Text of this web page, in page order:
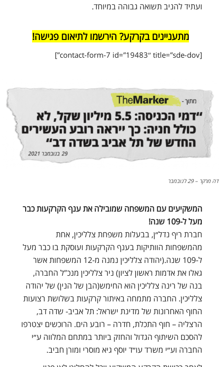
ועתיד להניב תשואה גבוהה במיוחד.
מתעניינים בקרקע? הירשמו לתיאום פגישה!
[contact-form-7 id=”19483″ title=”sde-dov”]
דה מרקר – 29 לנובמבר
המשקיעים עם המשפחה שמובילה את ענף הקרקעות כבר
מעל ל-109 שנה!
חברת ריף נדל״ן, בבעלות משפחת צלליכין, אחת
מהמשפחות הוותיקות בענף הקרקעות ועוסקת בו כבר מעל
ל-109 שנה.(יהודה צלליכין נמנה מ-12 המשפחות אשר
גאלו את אדמות ראשון לציון) ניר צלליכין מנכ”ל החברה,
בנה של רינה צלליכין הוא החימש(הבן של הנין) של יהודה
צלליכין. החברה מתמחה באיתור קרקעות בשלושת רצועות
החוף האחרונות של מדינת ישראל: תל אביב- שדה דב,
הרצליה – חוף התכלת, חדרה – רובע הים. הרוכשים יצטרפו
להסכם השיתוף הגדול והחזק ביותר במתחם המלווה ע״י
החברה וע״י משרד עו״ד יוסף גיא מוסרי ומורן חביב.